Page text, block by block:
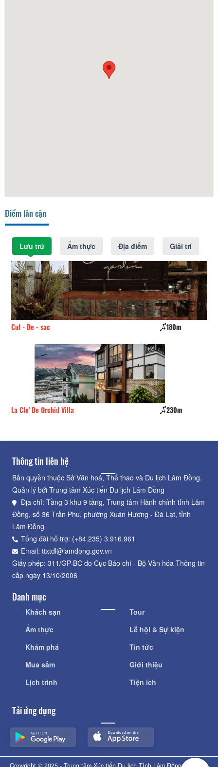
Điểm lân cận
Lưu trú Ẩm thực Địa điểm Giải trí
Cul - De - sac 180m
La Cle' De Orchid Villa 230m
Thông tin liên hệ
Bản quyền thuộc Sở Văn hoá, Thể thao và Du lịch Lâm Đồng.
Quản lý bởi Trung tâm Xúc tiến Du lịch Lâm Đồng
Địa chỉ: Tầng 3 khu 9 tầng, Trung tâm Hành chính tỉnh Lâm
Đồng, số 36 Trần Phú, phường Xuân Hương - Đà Lạt, tỉnh
Lâm Đồng
Tổng đài hỗ trợ: (+84.235) 3.916.961
Email: ttxtdl@lamdong.gov.vn
Giấy phép: 311/GP-BC do Cục Báo chí - Bộ Văn hóa Thông tin
cấp ngày 13/10/2006
Danh mục
Khách sạn
Ẩm thực
Khám phá
Mua sắm
Lịch trình
Tour
Lễ hội & Sự kiện
Tin tức
Giới thiệu
Tiện ích
Tải ứng dụng